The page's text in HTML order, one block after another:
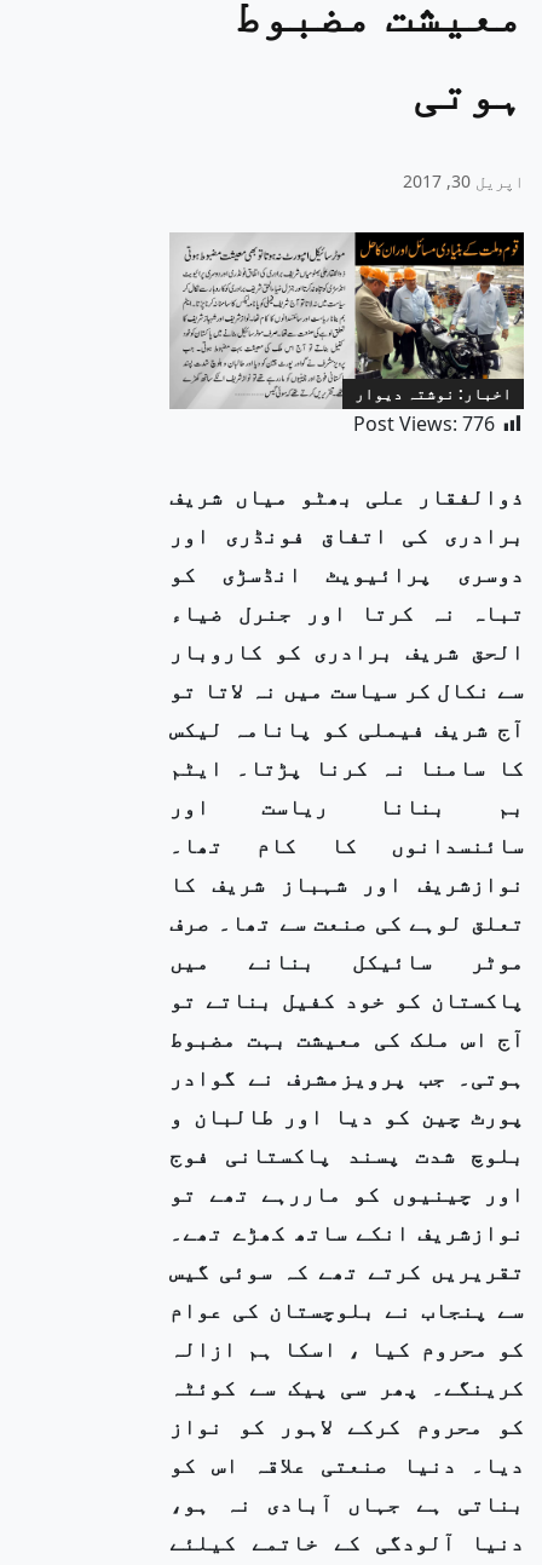
معیشت مضبوط
ہوتی
اپریل 30, 2017
اخبار: نوشتہ دیوار
Post Views: 776
ذوالفقار علی بھٹو میاں شریف
برادری کی اتفاق فونڈری اور
دوسری پرائیویٹ انڈسڑی کو
تباہ نہ کرتا اور جنرل ضیاء
الحق شریف برادری کو کاروبار
سے نکال کر سیاست میں نہ لاتا تو
آج شریف فیملی کو پانامہ لیکس
کا سامنا نہ کرنا پڑتا۔ ایٹم
بم بنانا ریاست اور
سائنسدانوں کا کام تھا۔
نوازشریف اور شہباز شریف کا
تعلق لوہے کی صنعت سے تھا۔ صرف
موٹر سائیکل بنانے میں
پاکستان کو خود کفیل بناتے تو
آج اس ملک کی معیشت بہت مضبوط
ہوتی۔ جب پرویزمشرف نے گوادر
پورٹ چین کو دیا اور طالبان و
بلوچ شدت پسند پاکستانی فوج
اور چینیوں کو ماررہے تھے تو
نوازشریف انکے ساتھ کھڑے تھے۔
تقریریں کرتے تھے کہ سوئی گیس
سے پنجاب نے بلوچستان کی عوام
کو محروم کیا ، اسکا ہم ازالہ
کرینگے۔ پھر سی پیک سے کوئٹہ
کو محروم کرکے لاہور کو نواز
دیا۔ دنیا صنعتی علاقہ اس کو
بناتی ہے جہاں آبادی نہ ہو،
دنیا آلودگی کے خاتمے کیلئے